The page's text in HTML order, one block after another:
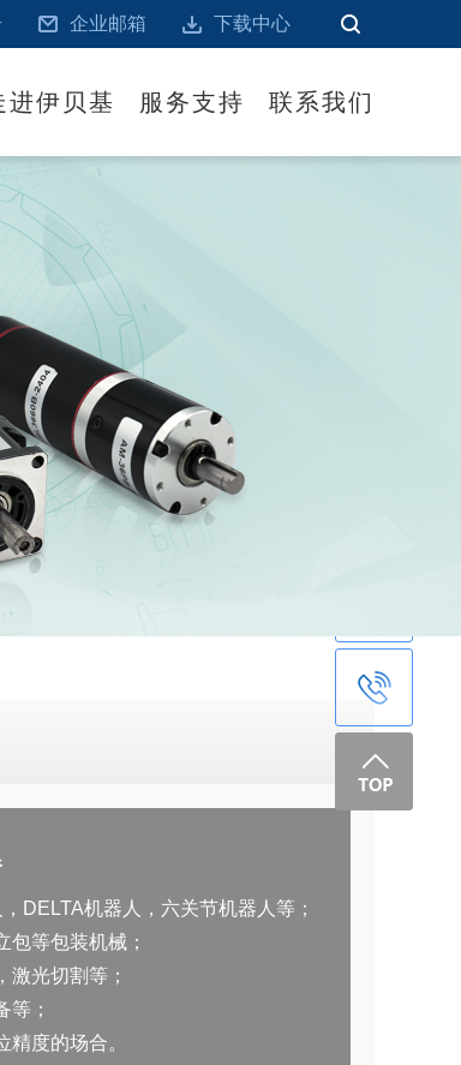
下载中心
企业邮箱
进伊贝基 服务支持 联系我们
DELTA机器人，六关节机器人等；
包等包装机械；
激光切割等；
等；
度的场合。